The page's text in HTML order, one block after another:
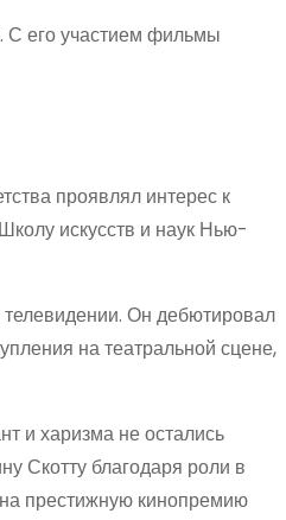
С его участием фильмы
проявлял интерес к
искусств и наук Нью-
Он дебютировал
на театральной сцене,
и харизма не остались
Скотту благодаря роли в
престижную кинопремию